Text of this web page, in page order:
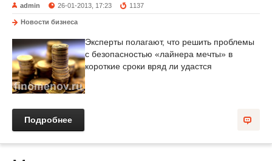
admin 26-01-2013, 17:23 1137
Новости бизнеса
Эксперты полагают, что решить проблемы
с безопасностью «лайнера мечты» в
короткие сроки вряд ли удастся
Подробнее